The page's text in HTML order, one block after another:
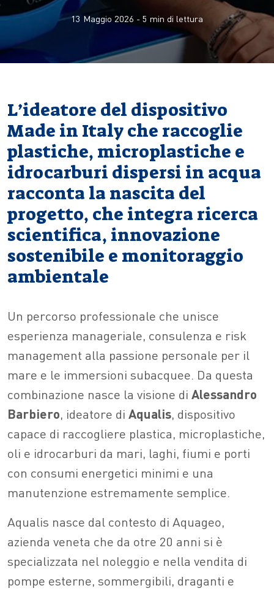
13 Maggio 2026 - 5 min di lettura
L’ideatore del dispositivo
Made in Italy che raccoglie
plastiche, microplastiche e
idrocarburi dispersi in acqua
racconta la nascita del
progetto, che integra ricerca
scientifica, innovazione
sostenibile e monitoraggio
ambientale
Un percorso professionale che unisce
esperienza manageriale, consulenza e risk
management alla passione personale per il
mare e le immersioni subacquee. Da questa
combinazione nasce la visione di Alessandro
Barbiero, ideatore di Aqualis, dispositivo
capace di raccogliere plastica, microplastiche,
oli e idrocarburi da mari, laghi, fiumi e porti
con consumi energetici minimi e una
manutenzione estremamente semplice.
Aqualis nasce dal contesto di Aquageo,
azienda veneta che da otre 20 anni si è
specializzata nel noleggio e nella vendita di
pompe esterne, sommergibili, draganti e